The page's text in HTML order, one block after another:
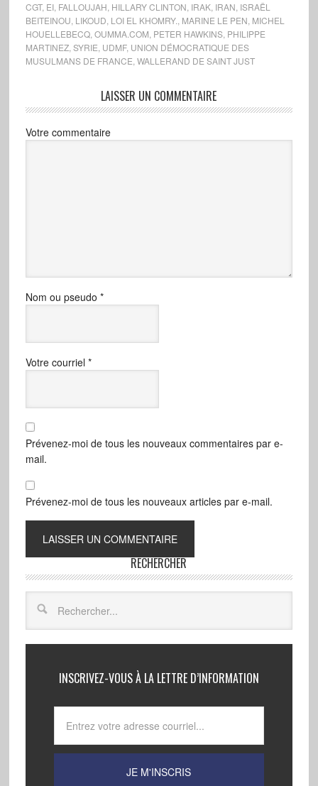
CGT, EI, FALLOUJAH HILLARY CLINTON IRAK, IRAN ISRAËL
BEITEINOU LIKOUD LOI EL KHOMRY. MARINE LE PEN MICHEL
HOUELLEBECQ, OUMMA.COM PETER HAWKINS, PHILIPPE
MARTINEZ, SYRIE UDMF, UNION DÉMOCRATIQUE DES
MUSULMANS DE FRANCE WALLERAND DE SAINT JUST
LAISSER UN COMMENTAIRE
Votre commentaire
Nom ou pseudo *
Votre courriel *
Prévenez-moi de tous les nouveaux commentaires par e-
mail.
Prévenez-moi de tous les nouveaux articles par e-mail.
RECHERCHER
INSCRIVEZ-VOUS À LA LETTRE D’INFORMATION